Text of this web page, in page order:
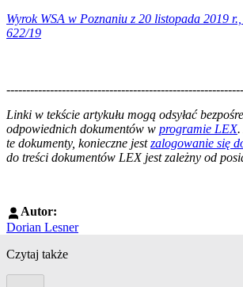
Wyrok WSA w Poznaniu z 20 listopada 2019
622/19
Linki w tekście artykułu mogą odsyłać
odpowiednich dokumentów w programie LEX.
te dokumenty, konieczne jestzalogowanie się
do treści dokumentów LEX jest zależny od
Autor:
Dorian Lesner
Czytaj także